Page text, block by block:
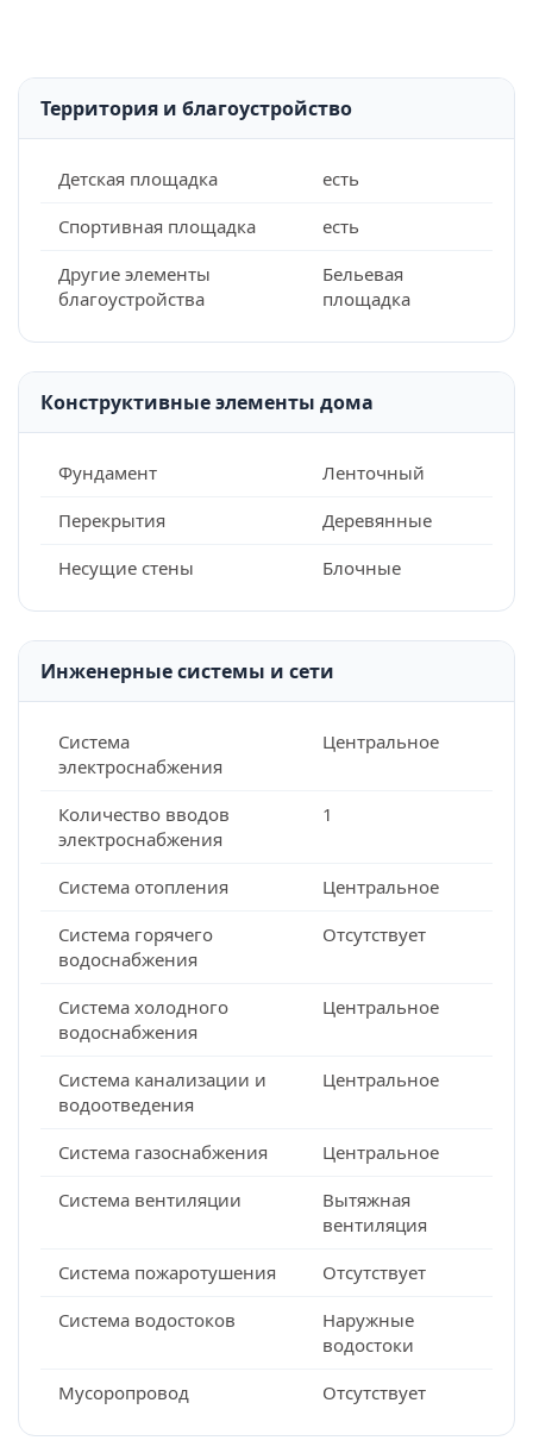
Территория и благоустройство
Детская площадка
есть
Спортивная площадка
есть
Другие элементы
благоустройства
Бельевая
площадка
Конструктивные элементы дома
Фундамент
Ленточный
Перекрытия
Деревянные
Несущие стены
Блочные
Инженерные системы и сети
Система
электроснабжения
Центральное
Количество вводов
электроснабжения
1
Система отопления
Центральное
Система горячего
водоснабжения
Отсутствует
Система холодного
водоснабжения
Центральное
Система канализации и
водоотведения
Центральное
Система газоснабжения
Центральное
Система вентиляции
Вытяжная
вентиляция
Система пожаротушения
Отсутствует
Система водостоков
Наружные
водостоки
Мусоропровод
Отсутствует